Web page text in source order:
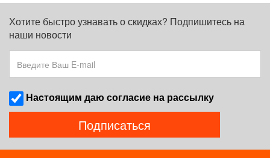
Хотите быстро узнавать о скидках? Подпишитесь на
наши новости
Наcтоящим даю согласие на рассылку
Подписаться